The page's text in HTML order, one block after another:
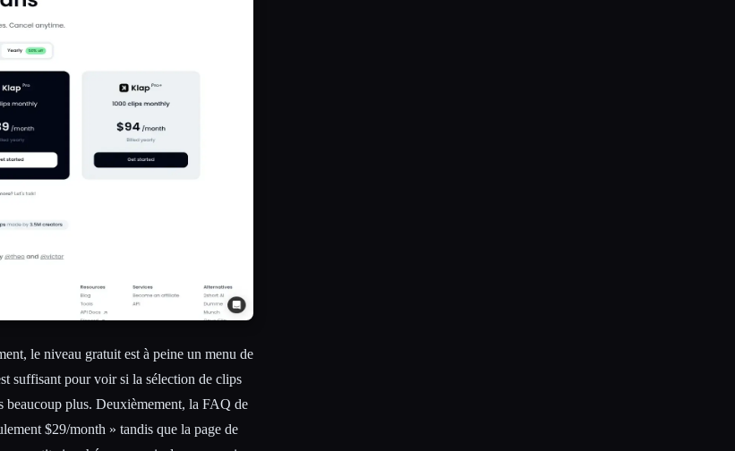
le niveau gratuit est à peine un menu de
suffisant pour voir si la sélection de clips
beaucoup plus. Deuxièmement, la FAQ de
$29/month » tandis que la page de